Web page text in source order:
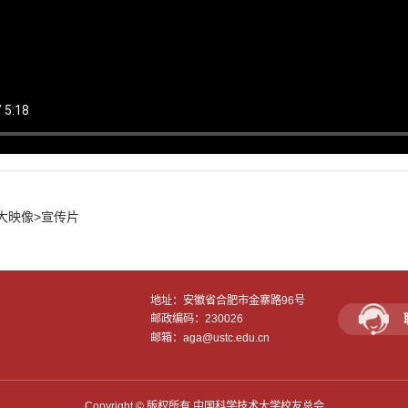
映像>宣传片
地址：安徽省合肥市金寨路96号
邮政编码：230026
邮箱：aga@ustc.edu.cn